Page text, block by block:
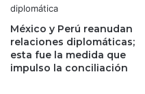
e
n
n
o
v
n
E
U
t
i
México y Perú reanudan
relaciones diplomáticas;
esta fue la medida que
impulso la conciliación